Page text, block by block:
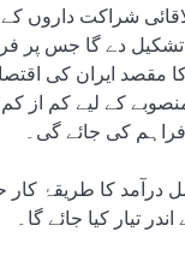
شراکت داروں
دے گا جس پر
ایران کی
کی جائے گی۔
درآمد کا طریقۂ کار